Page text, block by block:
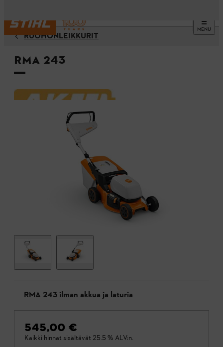
MENU
RUOHONLEIKKURIT
RMA 243
RMA 243 ilman akkua ja laturia
545,00 €
Kaikki hinnat sisältävät 25.5 % ALV:n.